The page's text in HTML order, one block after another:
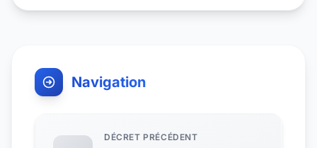
Navigation
DÉCRET PRÉCÉDENT